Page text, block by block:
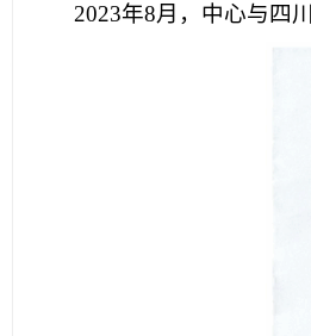
2023年8月，中心与四